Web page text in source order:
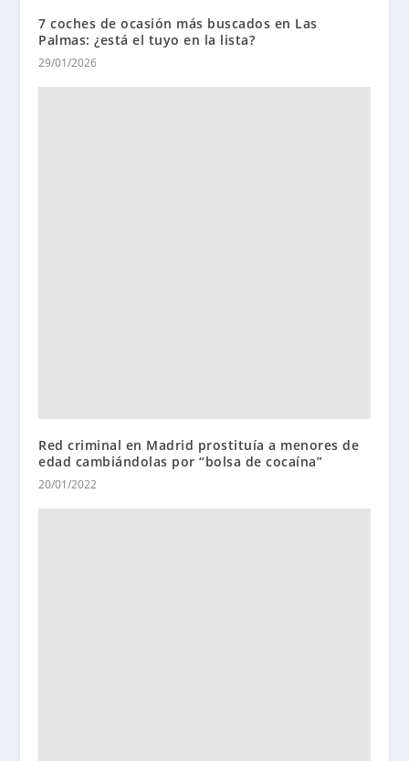
7 coches de ocasión más buscados en Las
Palmas: ¿está el tuyo en la lista?
29/01/2026
Red criminal en Madrid prostituía a menores de
edad cambiándolas por “bolsa de cocaína”
20/01/2022